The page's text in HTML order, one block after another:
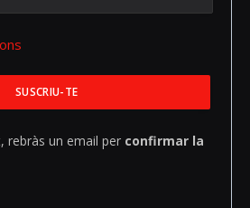
rebràs un email per confirmar la